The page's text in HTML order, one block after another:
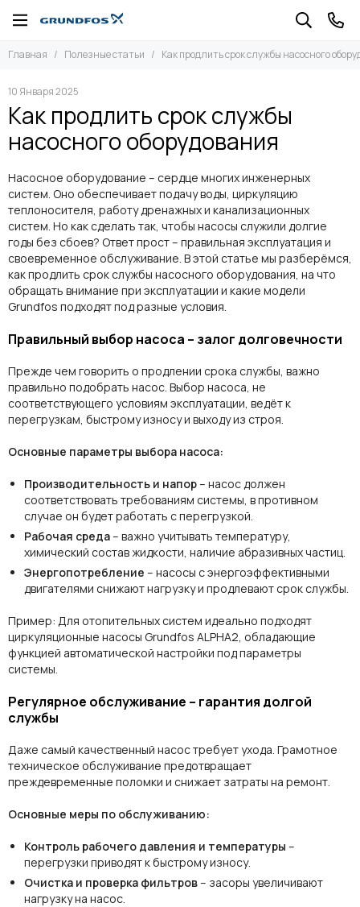
Главная Полезные статьи Как продлить срок службы насосного
10 Января 2025
Как продлить срок службы
насосного оборудования
Насосное оборудование – сердце многих инженерных
систем. Оно обеспечивает подачу воды, циркуляцию
теплоносителя, работу дренажных и канализационных
систем. Но как сделать так, чтобы насосы служили долгие
годы без сбоев? Ответ прост – правильная эксплуатация и
своевременное обслуживание. В этой статье мы разберёмся,
как продлить срок службы насосного оборудования, на что
обращать внимание при эксплуатации и какие модели
Grundfos подходят под разные условия.
Правильный выбор насоса – залог долговечности
Прежде чем говорить о продлении срока службы, важно
правильно подобрать насос. Выбор насоса, не
соответствующего условиям эксплуатации, ведёт к
перегрузкам, быстрому износу и выходу из строя.
Основные параметры выбора насоса:
Производительность и напор– насос должен
соответствовать требованиям системы, в противном
случае он будет работать с перегрузкой.
Рабочая среда– важно учитывать температуру,
химический состав жидкости, наличие абразивных частиц.
Энергопотребление – насосы с энергоэффективными
двигателями снижают нагрузку и продлевают срок службы.
Пример: Для отопительных систем идеально подходят
циркуляционные насосы Grundfos ALPHA2, обладающие
функцией автоматической настройки под параметры
системы.
Регулярное обслуживание – гарантия долгой
службы
Даже самый качественный насос требует ухода. Грамотное
техническое обслуживание предотвращает
преждевременные поломки и снижает затраты на ремонт.
Основные меры по обслуживанию:
Контроль рабочего давления и температуры –
перегрузки приводят к быстрому износу.
Очистка и проверка фильтров– засоры увеличивают
нагрузку на насос.